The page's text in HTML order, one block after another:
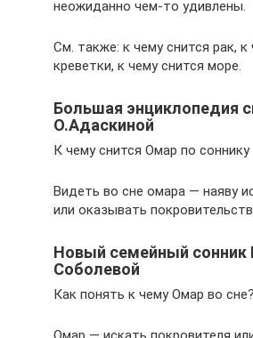
неожиданно чем-то удивлены.
См. также: к чему снится рак, к
креветки, к чему снится море.
Большая энциклопедия
О.Адаскиной
К чему снится Омар по соннику
Видеть во сне омара — наяву
или оказывать
Новый семейный
Соболевой
Как понять к чему Омар во сне?